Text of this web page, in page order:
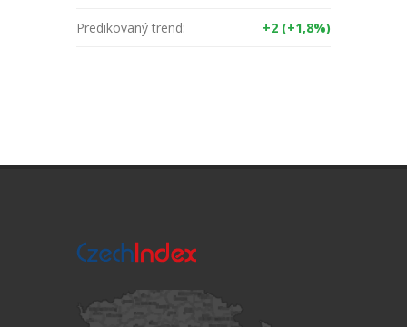
Predikovaný trend: +2 (+1,8%)